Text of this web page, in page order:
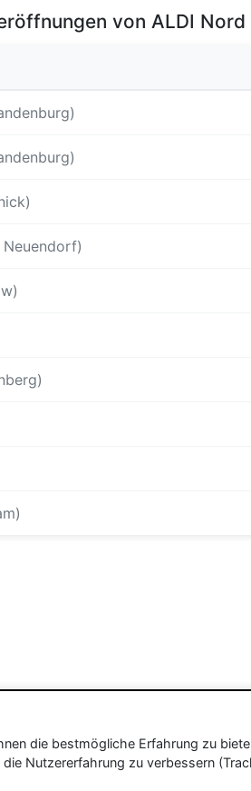
von ALDI Nord
Neuendorf)
die bestmögliche Erfahrung zu
Nutzererfahrung zu verbessern